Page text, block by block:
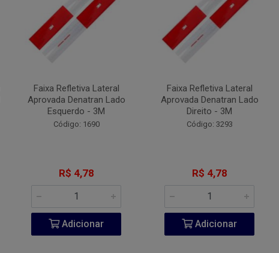
Faixa Refletiva Lateral
Aprovada Denatran Lado
Esquerdo - 3M
Código: 1690
R$ 4,78
Adicionar
Faixa Refletiva Lateral
Aprovada Denatran Lado
Direito - 3M
Código: 3293
R$ 4,78
Adicionar